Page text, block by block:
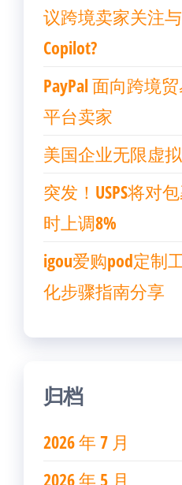
议跨境卖家关注
Copilot?
PayPal 面向跨境
平台卖家
美国企业无限虚
突发！USPS将对
时上调8%
igou爱购pod定制
化步骤指南分享
归档
2026 年 7 月
2026 年 5 月